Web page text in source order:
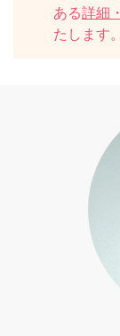
ある詳細
たします。